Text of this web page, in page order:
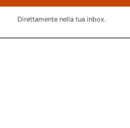
Direttamente nella tua inbox.